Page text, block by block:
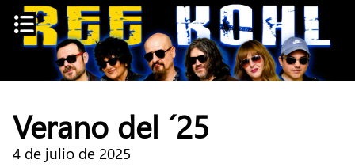
Skip
Verano del ´25
4 de julio de 2025